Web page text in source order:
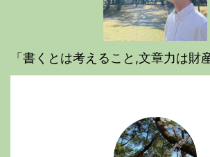
「書くとは考えること,文章力は財